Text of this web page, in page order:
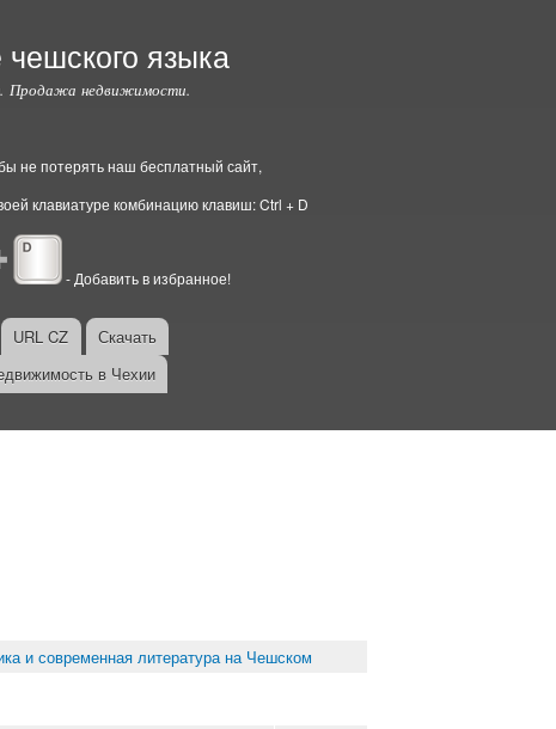
языка
Продажа недвижимости.
не потерять наш бесплатный сайт,
клавиатуре комбинацию клавиш: Ctrl + D
- Добавить в избранное!
URL CZ
Скачать
в Чехии
и современная литература на Чешском